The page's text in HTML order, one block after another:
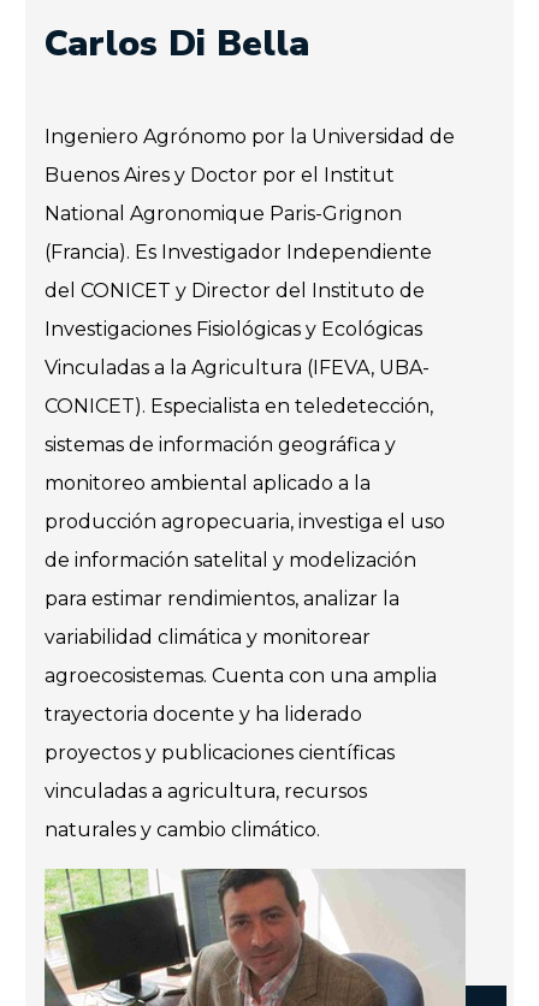
Carlos Di Bella
Ingeniero Agrónomo por la Universidad de
Buenos Aires y Doctor por el Institut
National Agronomique Paris-Grignon
(Francia). Es Investigador Independiente
del CONICET y Director del Instituto de
Investigaciones Fisiológicas y Ecológicas
Vinculadas a la Agricultura (IFEVA, UBA-
CONICET). Especialista en teledetección,
sistemas de información geográfica y
monitoreo ambiental aplicado a la
producción agropecuaria, investiga el uso
de información satelital y modelización
para estimar rendimientos, analizar la
variabilidad climática y monitorear
agroecosistemas. Cuenta con una amplia
trayectoria docente y ha liderado
proyectos y publicaciones científicas
vinculadas a agricultura, recursos
naturales y cambio climático.